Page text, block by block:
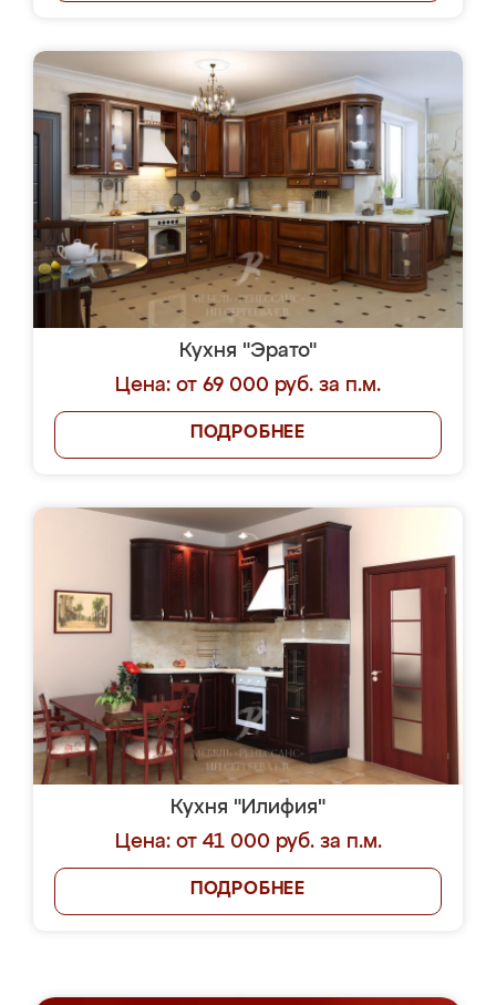
Кухня "Эрато"
Цена: от 69 000 руб. за п.м.
ПОДРОБНЕЕ
Кухня "Илифия"
Цена: от 41 000 руб. за п.м.
ПОДРОБНЕЕ